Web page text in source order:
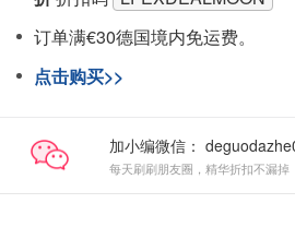
订单满€30德国境内免运费。
点击购买>>
加小编微信：
每天刷刷朋友圈，精华折扣不漏掉